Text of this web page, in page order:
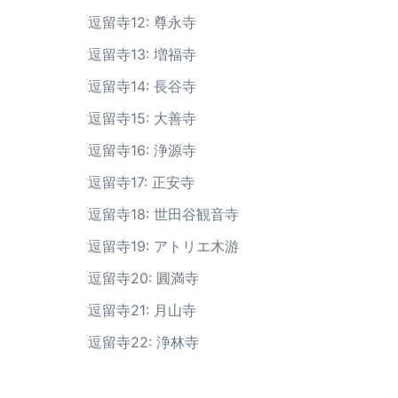
逗留寺12: 尊永寺
逗留寺13: 増福寺
逗留寺14: 長谷寺
逗留寺15: 大善寺
逗留寺16: 浄源寺
逗留寺17: 正安寺
逗留寺18: 世田谷観音寺
逗留寺19: アトリエ木游
逗留寺20: 圓満寺
逗留寺21: 月山寺
逗留寺22: 浄林寺